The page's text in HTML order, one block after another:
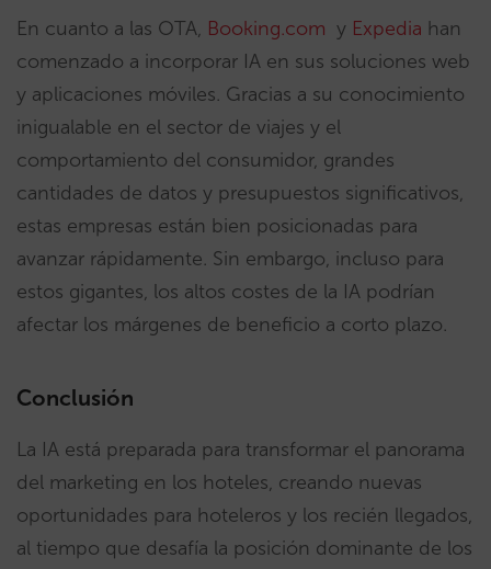
En cuanto a las OTA, Booking.com y Expedia han
comenzado a incorporar IA en sus soluciones web
y aplicaciones móviles. Gracias a su conocimiento
inigualable en el sector de viajes y el
comportamiento del consumidor, grandes
cantidades de datos y presupuestos significativos,
estas empresas están bien posicionadas para
avanzar rápidamente. Sin embargo, incluso para
estos gigantes, los altos costes de la IA podrían
afectar los márgenes de beneficio a corto plazo.
Conclusión
La IA está preparada para transformar el panorama
del marketing en los hoteles, creando nuevas
oportunidades para hoteleros y los recién llegados,
al tiempo que desafía la posición dominante de los